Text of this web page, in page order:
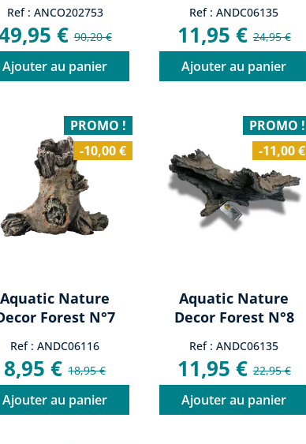
Ref : ANCO202753
€90,20 €
Ajouter au panier
Ref : ANDC06135
11,95 €24,95 €
Ajouter au panier
Aquatic Nature
Forest N°7
Ref : ANDC06116
8,95 €18,95 €
Ajouter au panier
PROMO !
-10,00 €
Aquatic Nature
Decor Forest N°8
Ref : ANDC06135
11,95 €22,95 €
Ajouter au panier
PROMO !
-11,00 €